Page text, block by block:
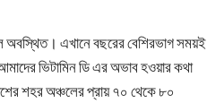
অবস্থিত। এখানে বছরের বেশিরভাগ সময়ই
ভিটামিন ডি এর অভাব হওয়ার কথা
শহর অঞ্চলের প্রায় ৭০ থেকে ৮০